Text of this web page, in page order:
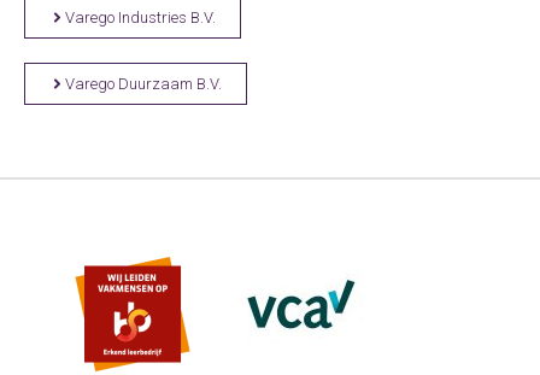
Varego Industries B.V.
Varego Duurzaam B.V.